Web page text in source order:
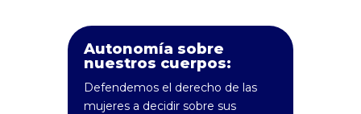
Autonomía sobre
nuestros cuerpos:
Defendemos el derecho de las
mujeres a decidir sobre sus